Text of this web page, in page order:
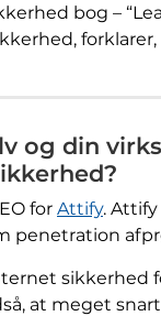
bog –
og din
for Attify.
penetration
sikkerhed
at meget